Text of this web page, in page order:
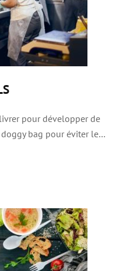
pour développer de
bag pour éviter le…